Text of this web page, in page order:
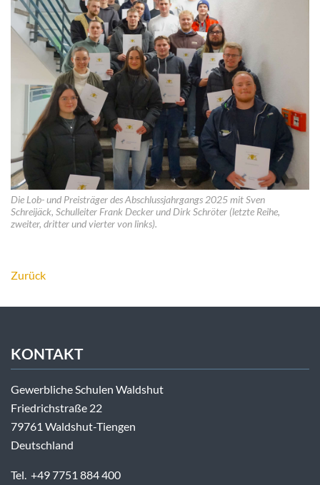
Die Lob- und Preisträger des Abschlussjahrgangs 2025 mit Sven
Schreijäck, Schulleiter Frank Decker und Dirk Schröter (letzte Reihe,
zweiter, dritter und vierter von links).
Zurück
KONTAKT
Gewerbliche Schulen Waldshut
Friedrichstraße 22
79761 Waldshut-Tiengen
Deutschland
Tel. +49 7751 884 400